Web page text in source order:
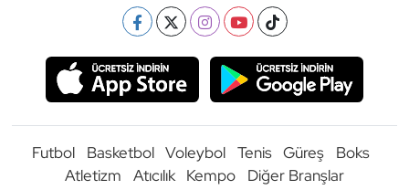
Futbol Basketbol Voleybol Tenis Güreş
Boks
Atletizm
Atıcılık Kempo Diğer Branşlar